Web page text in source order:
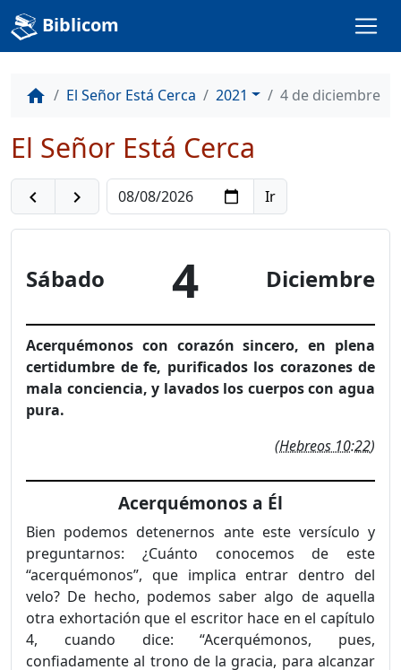
Biblicom
home El Señor Está Cerca 2021 4 de diciembre
El Señor Está Cerca
navigate_before navigate_next
Sábado 4 Diciembre
Acerquémonos con corazón sincero, en plena
certidumbre de fe, purificados los corazones de
mala conciencia, y lavados los cuerpos con agua
pura.
(Hebreos 10:22)
Acerquémonos a Él
Bien podemos detenernos ante este versículo y
preguntarnos: ¿Cuánto conocemos de este
“acerquémonos”, que implica entrar dentro del
velo? De hecho, podemos saber algo de aquella
otra exhortación que el escritor hace en el capítulo
4, cuando dice: “Acer­quémonos, pues,
confiadamente al trono de la gracia, para alcan­zar